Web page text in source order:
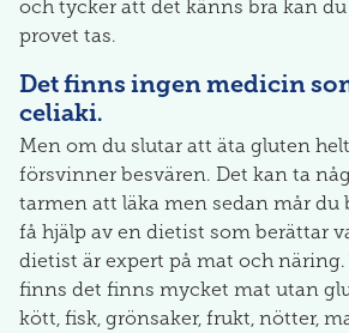
och tycker att det känns bra kan
provet tas.
Det finns ingen medicin
celiaki.
Men om du slutar att äta gluten
försvinner besvären. Det kan ta
tarmen att läka men sedan mår du
få hjälp av en dietist som berättar
dietist är expert på mat och näring.
finns det finns mycket mat utan
kött, fisk, grönsaker, frukt, nötter,